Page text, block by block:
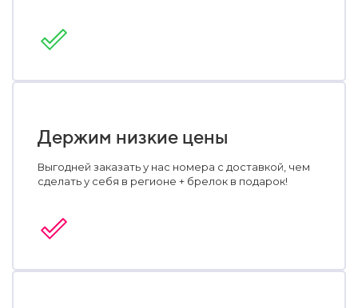
Держим низкие цены
Выгодней заказать у нас номера с доставкой, чем
сделать у себя в регионе + брелок в подарок!